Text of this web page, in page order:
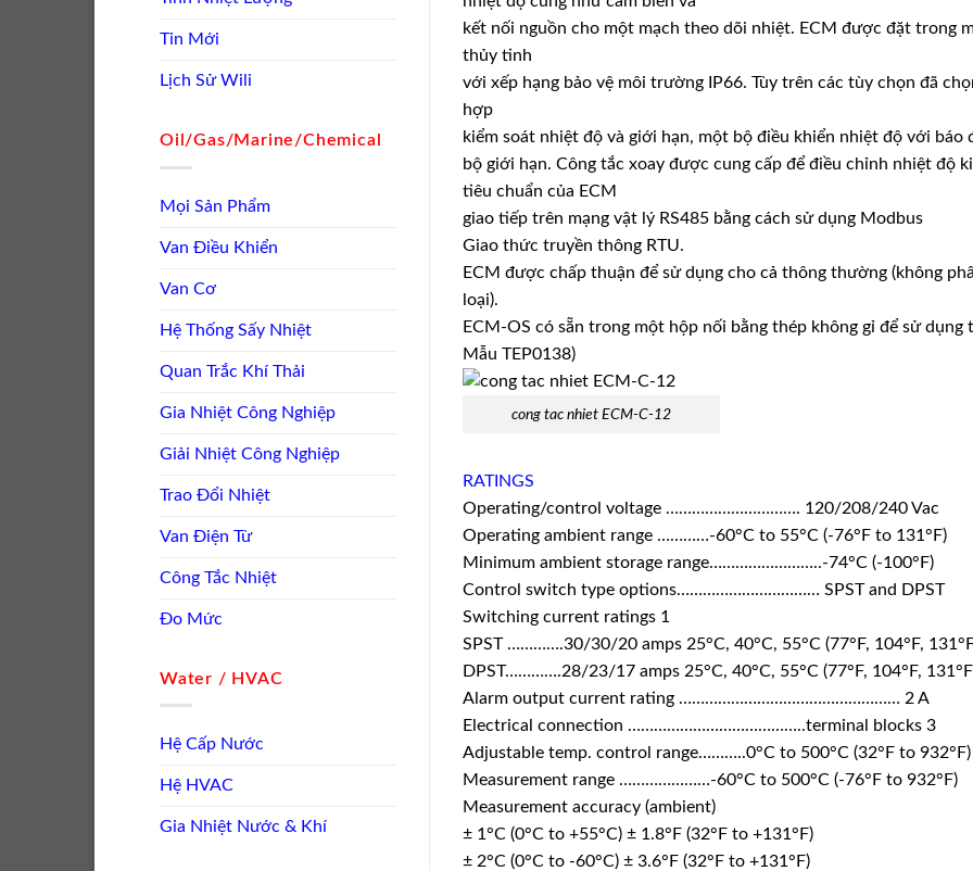
Tin Mới
Lịch Sử Wili
Oil/Gas/Marine/Chemical
Mọi Sản Phẩm
Van Điều Khiển
Van Cơ
Hệ Thống Sấy Nhiệt
Quan Trắc Khí Thải
Gia Nhiệt Công Nghiệp
Giải Nhiệt Công Nghiệp
Trao Đổi Nhiệt
Van Điện Từ
Công Tắc Nhiệt
Đo Mức
Water / HVAC
Hệ Cấp Nước
Hệ HVAC
Gia Nhiệt Nước & Khí
kết nối nguồn cho một mạch theo dõi nhiệt. ECM được đặt trong
thủy tinh
với xếp hạng bảo vệ môi trường IP66. Tùy trên các tùy chọn đã
hợp
kiểm soát nhiệt độ và giới hạn, một bộ điều khiển nhiệt độ với
bộ giới hạn. Công tắc xoay được cung cấp để điều chỉnh nhiệt độ
tiêu chuẩn của ECM
giao tiếp trên mạng vật lý RS485 bằng cách sử dụng Modbus
Giao thức truyền thông RTU.
ECM được chấp thuận để sử dụng cho cả thông thường (không
loại).
ECM-OS có sẵn trong một hộp nối bằng thép không gỉ để sử
Mẫu TEP0138)
cong tac nhiet ECM-C-12
RATINGS
Operating/control voltage …………………………. 120/208/240 Vac
Operating ambient range …………-60°C to 55°C (-76°F to 131°F)
Minimum ambient storage range……………………..-74°C (-100°F)
Control switch type options…………………………… SPST and DPST
Switching current ratings 1
SPST ………….30/30/20 amps 25°C, 40°C, 55°C (77°F, 104°F,
DPST………….28/23/17 amps 25°C, 40°C, 55°C (77°F, 104°F,
Alarm output current rating …………………………………………… 2 A
Electrical connection …………………………………..terminal blocks 3
Adjustable temp. control range………..0°C to 500°C (32°F to 932°F)
Measurement range …………………-60°C to 500°C (-76°F to 932°F)
Measurement accuracy (ambient)
± 1°C (0°C to +55°C) ± 1.8°F (32°F to +131°F)
± 2°C (0°C to -60°C) ± 3.6°F (32°F to +131°F)